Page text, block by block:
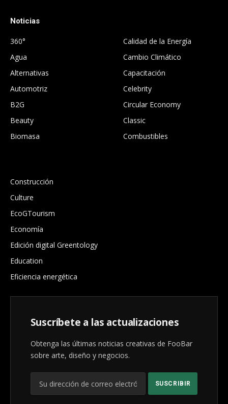
Noticias
360°
Agua
Alternativas
Automotriz
B2G
Beauty
Biomasa
Calidad de la Energía
Cambio Climático
Capacitación
Celebrity
Circular Economy
Classic
Combustibles
Construcción
Culture
EcoGTourism
Economía
Edición digital Greentology
Education
Eficiencia energética
Suscríbete a las actualizaciones
Obtenga las últimas noticias creativas de FooBar
sobre arte, diseño y negocios.